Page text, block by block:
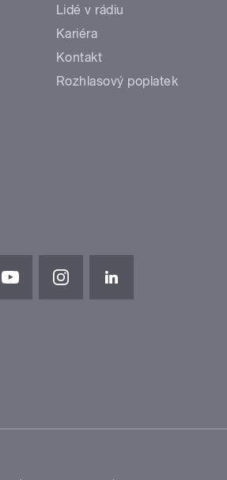
Lidé v rádiu
Kariéra
Kontakt
Rozhlasový poplatek